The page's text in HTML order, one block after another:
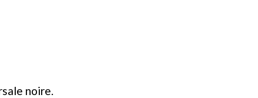
noire.